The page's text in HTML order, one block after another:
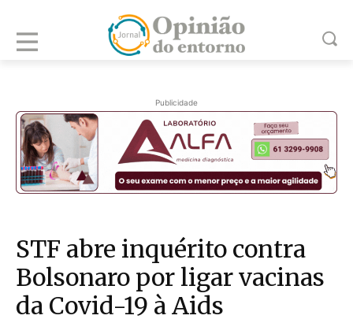
Publicidade
STF abre inquérito contra
Bolsonaro por ligar vacinas
da Covid-19 à Aids